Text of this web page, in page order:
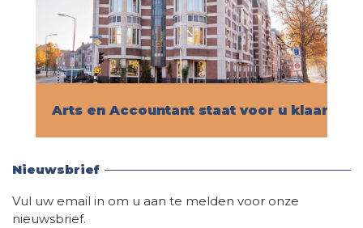
Arts en Accountant staat voor u klaar!
Nieuwsbrief
Vul uw email in om u aan te melden voor onze
nieuwsbrief.